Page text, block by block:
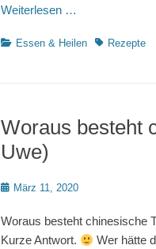
Weiterlesen …
Kategorien
Essen & Heilen Schlagworte
Rezepte
Woraus besteht
Uwe)
PostedMärz 11, 2020
Woraus besteht chinesische
Kurze Antwort.
Wer hätte